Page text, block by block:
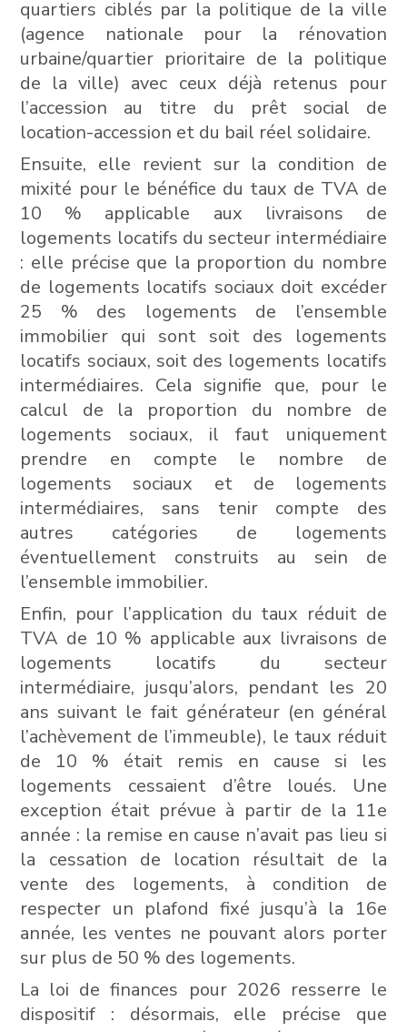
quartiers ciblés par la politique de la ville
(agence nationale pour la rénovation
urbaine/quartier prioritaire de la politique
de la ville) avec ceux déjà retenus pour
l’accession au titre du prêt social de
location-accession et du bail réel solidaire.
Ensuite, elle revient sur la condition de
mixité pour le bénéfice du taux de TVA de
10 % applicable aux livraisons de
logements locatifs du secteur intermédiaire
: elle précise que la proportion du nombre
de logements locatifs sociaux doit excéder
25 % des logements de l’ensemble
immobilier qui sont soit des logements
locatifs sociaux, soit des logements locatifs
intermédiaires. Cela signifie que, pour le
calcul de la proportion du nombre de
logements sociaux, il faut uniquement
prendre en compte le nombre de
logements sociaux et de logements
intermédiaires, sans tenir compte des
autres catégories de logements
éventuellement construits au sein de
l’ensemble immobilier.
Enfin, pour l’application du taux réduit de
TVA de 10 % applicable aux livraisons de
logements locatifs du secteur
intermédiaire, jusqu’alors, pendant les 20
ans suivant le fait générateur (en général
l’achèvement de l’immeuble), le taux réduit
de 10 % était remis en cause si les
logements cessaient d’être loués. Une
exception était prévue à partir de la 11e
année : la remise en cause n’avait pas lieu si
la cessation de location résultait de la
vente des logements, à condition de
respecter un plafond fixé jusqu’à la 16e
année, les ventes ne pouvant alors porter
sur plus de 50 % des logements.
La loi de finances pour 2026 resserre le
dispositif : désormais, elle précise que